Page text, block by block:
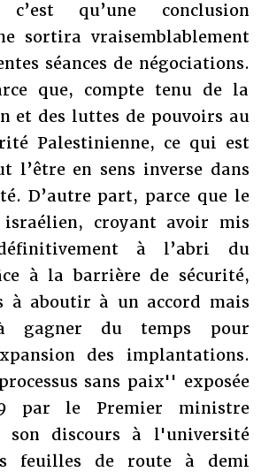
qu’une conclusion
sortira vraisemblablement
séances de négociations.
que, compte tenu de la
et des luttes de pouvoirs au
Palestinienne, ce qui est
l’être en sens inverse dans
D’autre part, parce que le
israélien, croyant avoir mis
à l’abri du
à la barrière de sécurité,
à aboutir à un accord mais
gagner du temps pour
des implantations.
sans paix'' exposée
par le Premier ministre
son discours à l'université
feuilles de route à demi